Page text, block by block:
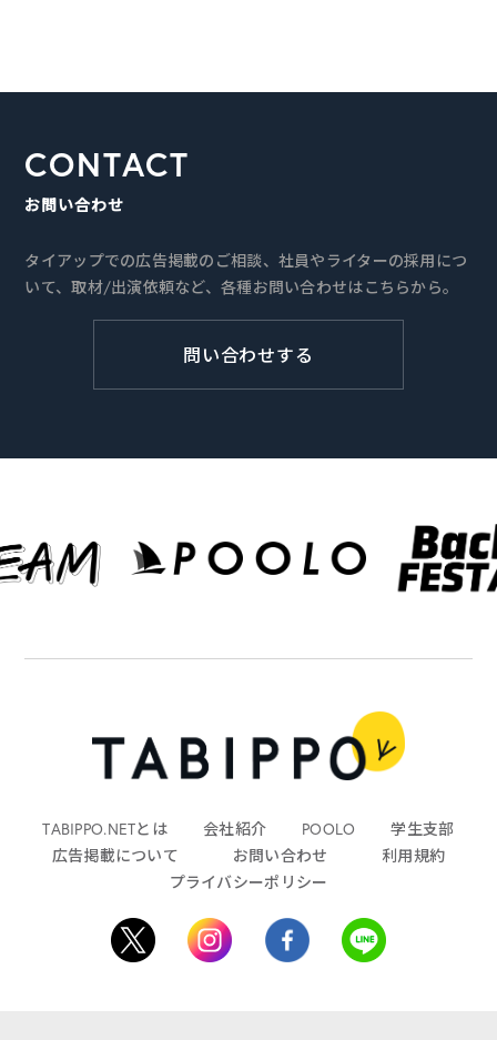
CONTACT
お問い合わせ
タイアップでの広告掲載のご相談、社員やライターの採用につ
いて、取材/出演依頼など、各種お問い合わせはこちらから。
問い合わせする
TABIPPO.NETとは 会社紹介 POOLO
学生支部
広告掲載について
お問い合わせ
利用規約
プライバシーポリシー